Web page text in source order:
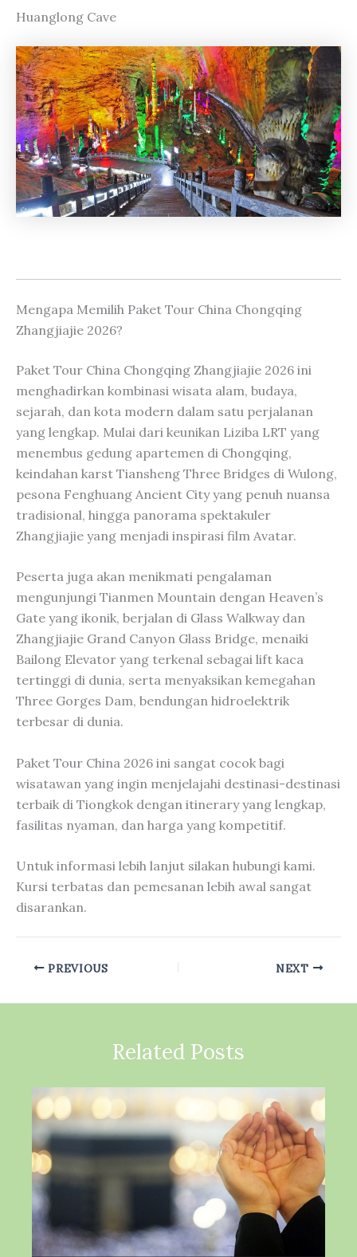
Huanglong Cave
Mengapa Memilih Paket Tour China Chongqing
Zhangjiajie 2026?
Paket Tour China Chongqing Zhangjiajie 2026 ini
menghadirkan kombinasi wisata alam, budaya,
sejarah, dan kota modern dalam satu perjalanan
yang lengkap. Mulai dari keunikan Liziba LRT yang
menembus gedung apartemen di Chongqing,
keindahan karst Tiansheng Three Bridges di Wulong,
pesona Fenghuang Ancient City yang penuh nuansa
tradisional, hingga panorama spektakuler
Zhangjiajie yang menjadi inspirasi film Avatar.
Peserta juga akan menikmati pengalaman
mengunjungi Tianmen Mountain dengan Heaven’s
Gate yang ikonik, berjalan di Glass Walkway dan
Zhangjiajie Grand Canyon Glass Bridge, menaiki
Bailong Elevator yang terkenal sebagai lift kaca
tertinggi di dunia, serta menyaksikan kemegahan
Three Gorges Dam, bendungan hidroelektrik
terbesar di dunia.
Paket Tour China 2026 ini sangat cocok bagi
wisatawan yang ingin menjelajahi destinasi-destinasi
terbaik di Tiongkok dengan itinerary yang lengkap,
fasilitas nyaman, dan harga yang kompetitif.
Untuk informasi lebih lanjut silakan hubungi kami.
Kursi terbatas dan pemesanan lebih awal sangat
disarankan.
PREVIOUS NEXT
Related Posts